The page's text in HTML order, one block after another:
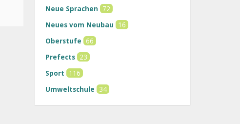
Neue Sprachen 72
Neues vom Neubau 16
Oberstufe 66
Prefects 23
Sport 116
Umweltschule 34